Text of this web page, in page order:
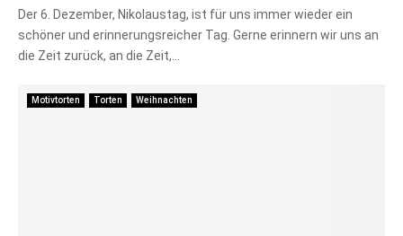
Der 6. Dezember, Nikolaustag, ist für uns immer wieder ein
schöner und erinnerungsreicher Tag. Gerne erinnern wir uns an
die Zeit zurück, an die Zeit,...
Motivtorten Torten Weihnachten